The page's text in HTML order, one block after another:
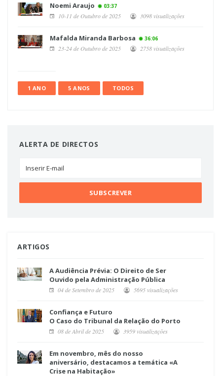
Noemi Araujo 03:37
10-11 de Outubro de 2025 3098 visualizações
Mafalda Miranda Barbosa 36:06
23-24 de Outubro de 2025 2758 visualizações
1 ANO 5 ANOS TODOS
ALERTA DE DIRECTOS
ARTIGOS
A Audiência Prévia: O Direito de Ser
Ouvido pela Administração Pública
04 de Setembro de 2025 5695 visualizações
Confiança e Futuro
O Caso do Tribunal da Relação do Porto
08 de Abril de 2025 3959 visualizações
Em novembro, mês do nosso
aniversário, destacamos a temática «A
Crise na Habitação»